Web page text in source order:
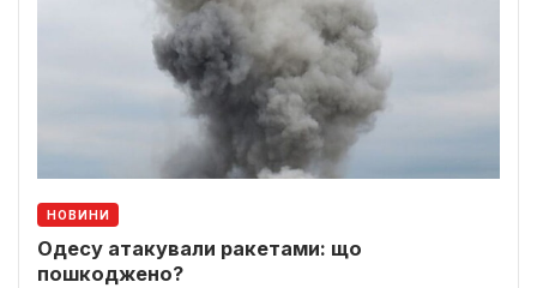
НОВИНИ
Одесу атакували ракетами: що
пошкоджено?